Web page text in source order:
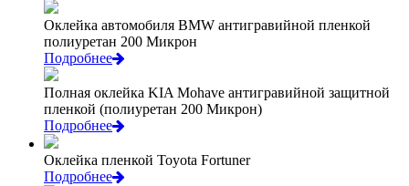
Оклейка автомобиля BMW антигравийной пленкой
полиуретан 200 Микрон
Подробнее
Полная оклейка KIA Mohave антигравийной защитной
пленкой (полиуретан 200 Микрон)
Подробнее
Оклейка пленкой Toyota Fortuner
Подробнее